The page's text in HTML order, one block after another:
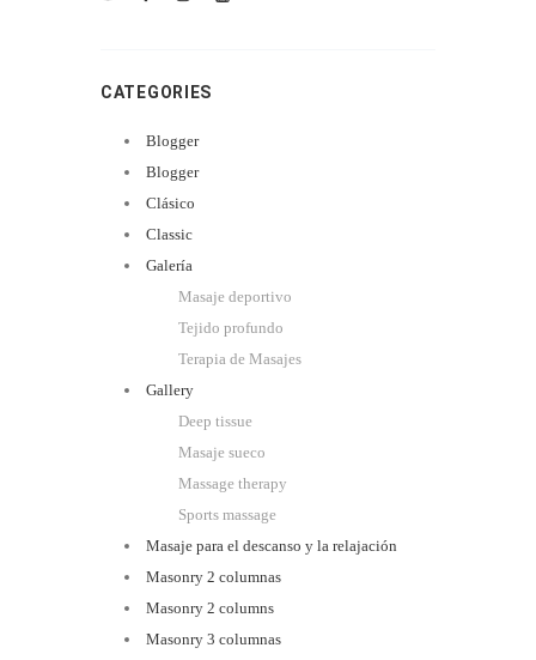
CATEGORIES
Blogger
Blogger
Clásico
Classic
Galería
Masaje deportivo
Tejido profundo
Terapia de Masajes
Gallery
Deep tissue
Masaje sueco
Massage therapy
Sports massage
Masaje para el descanso y la relajación
Masonry 2 columnas
Masonry 2 columns
Masonry 3 columnas